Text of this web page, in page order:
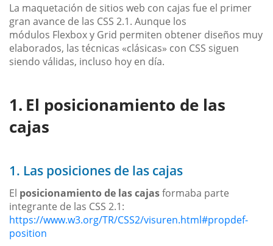
La maquetación de sitios web con cajas fue el primer
gran avance de las CSS 2.1. Aunque los
módulos Flexbox y Grid permiten obtener diseños muy
elaborados, las técnicas «clásicas» con CSS siguen
siendo válidas, incluso hoy en día.
El posicionamiento de las
cajas
1. Las posiciones de las cajas
El posicionamiento de las cajasformaba parte
integrante de las CSS 2.1:
https://www.w3.org/TR/CSS2/visuren.html#propdef-
position